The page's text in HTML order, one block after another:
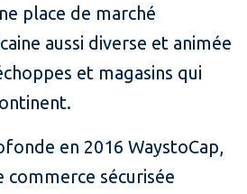
place de marché
aussi diverse et animée
et magasins qui
en 2016 WaystoCap,
sécurisée